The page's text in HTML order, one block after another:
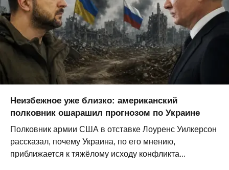
Неизбежное уже близко: американский
полковник ошарашил прогнозом по Украине
Полковник армии США в отставке Лоуренс Уилкерсон
рассказал, почему Украина, по его мнению,
приближается к тяжёлому исходу конфликта...